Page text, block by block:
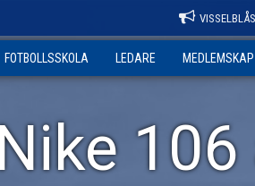
FOTBOLLSSKOLA LEDARE MEDLEMSKAP
106